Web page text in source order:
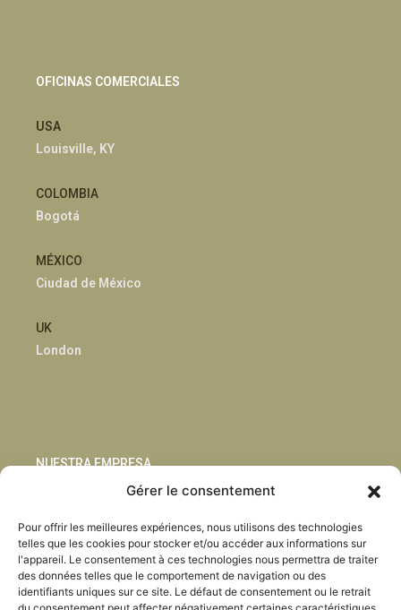
Gérer le consentement
Pour offrir les meilleures expériences, nous utilisons des technologies
telles que les cookies pour stocker et/ou accéder aux informations sur
l'appareil. Le consentement à ces technologies nous permettra de traiter
des données telles que le comportement de navigation ou des
identifiants uniques sur ce site. Le défaut de consentement ou le retrait
OFICINAS COMERCIALES
USA
Louisville, KY
COLOMBIA
Bogotá
MÉXICO
Ciudad de México
UK
London
NUESTRA EMPRESA
Innovación
Blog
Habla con nosotros